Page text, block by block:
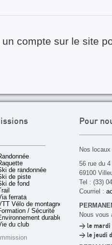
compte sur le site
de randonnée
de piste
de fond
ferrata
Vélo de montagne
/ Sécurité
durable
du club
Pour
Nos
56 rue du
69100
Tel : (33)
Courriel :
Nous vous
> le mardi
> le jeudi